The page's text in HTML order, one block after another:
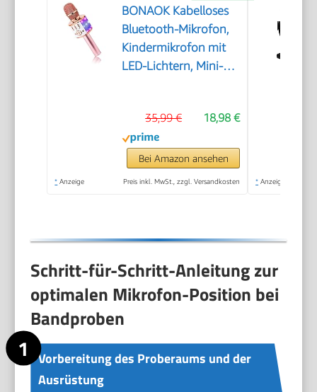
BONAOK Kabelloses
Bluetooth-Mikrofon,
Kindermikrofon mit
LED-Lichtern, Mini-
kompatibel mit
Bluetooth iOS
Android (Rosa)
18,98 €
35,99 €
Bei Amazon ansehen
* Anzeige Preis inkl. MwSt., zzgl. Versandkosten * Anzeige
Schritt-für-Schritt-Anleitung zur
optimalen Mikrofon-Position bei
Bandproben
Vorbereitung des Proberaums und der
Ausrüstung